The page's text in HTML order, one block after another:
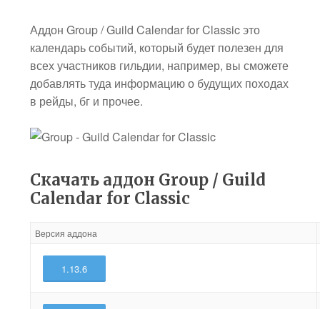
Аддон Group / Guild Calendar for Classic это
календарь событий, который будет полезен для
всех участников гильдии, например, вы сможете
добавлять туда информацию о будущих походах
в рейды, бг и прочее.
Скачать аддон Group / Guild
Calendar for Classic
Версия аддона
1.13.6